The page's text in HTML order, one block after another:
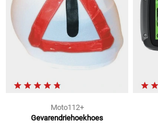
Moto112+
Gevarendriehoekhoes